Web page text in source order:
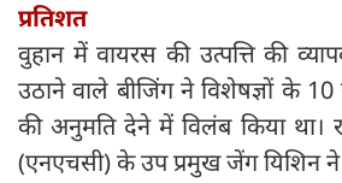
प्रतिशत
वुहान में वायरस की उत्पत्ति की
उठाने वाले बीजिंग ने विशेषज्ञों के
की अनुमति देने में विलंब किया था।
(एनएचसी) के उप प्रमुख जेंग यिशिन ने